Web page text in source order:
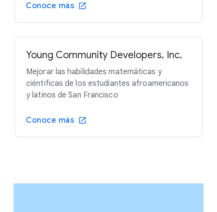
Conoce más
Young Community Developers, Inc.
Mejorar las habilidades matemáticas y
ciéntificas de los estudiantes afroamericanos
y latinos de San Francisco
Conoce más